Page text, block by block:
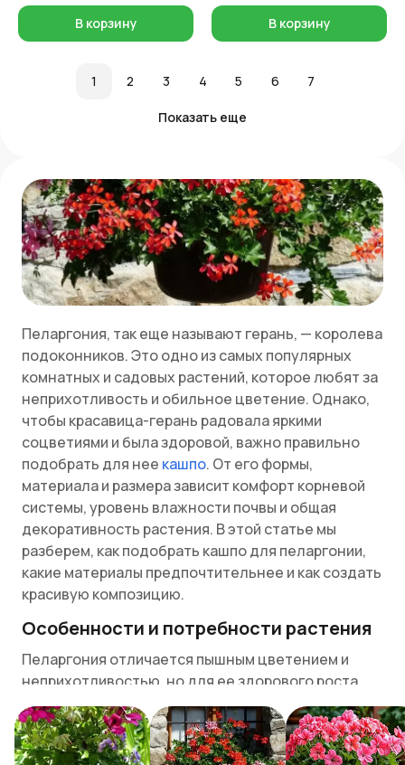
В корзину В корзину
1 2 3 4 5 6 7
Показать еще
Пеларгония, так еще называют герань, — королева
подоконников. Это одно из самых популярных
комнатных и садовых растений, которое любят за
неприхотливость и обильное цветение. Однако,
чтобы красавица-герань радовала яркими
соцветиями и была здоровой, важно правильно
подобрать для нее кашпо. От его формы,
материала и размера зависит комфорт корневой
системы, уровень влажности почвы и общая
декоративность растения. В этой статье мы
разберем, как подобрать кашпо для пеларгонии,
какие материалы предпочтительнее и как создать
красивую композицию.
Особенности и потребности растения
Пеларгония отличается пышным цветением и
неприхотливостью, но для ее здорового роста
важно правильно подобрать емкость. Корневая
система герани лучше развивается в
ограниченном пространстве, поэтому слишком